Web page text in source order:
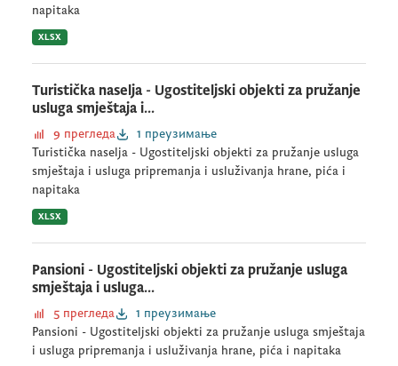
napitaka
XLSX
Turistička naselja - Ugostiteljski objekti za pružanje
usluga smještaja i...
9 прегледа
1 преузимање
Turistička naselja - Ugostiteljski objekti za pružanje usluga
smještaja i usluga pripremanja i usluživanja hrane, pića i
napitaka
XLSX
Pansioni - Ugostiteljski objekti za pružanje usluga
smještaja i usluga...
5 прегледа
1 преузимање
Pansioni - Ugostiteljski objekti za pružanje usluga smještaja
i usluga pripremanja i usluživanja hrane, pića i napitaka